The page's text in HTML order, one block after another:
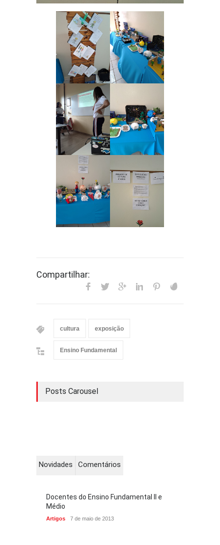
Compartilhar:
cultura exposição
Ensino Fundamental
Posts Carousel
Novidades Comentários
Docentes do Ensino Fundamental II e
Médio
Artigos 7 de maio de 2013